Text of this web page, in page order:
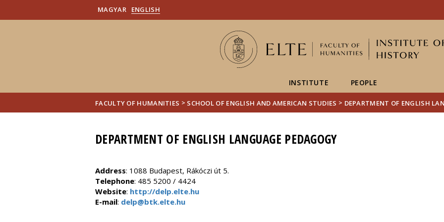
MAGYAR ENGLISH
INSTITUTE PEOPLE
FACULTY OF HUMANITIES > SCHOOL OF ENGLISH AND AMERICAN STUDIES > DEPARTMENT OF ENGLISH
DEPARTMENT OF ENGLISH LANGUAGE PEDAGOGY
Address: 1088 Budapest, Rákóczi út 5.
Telephone: 485 5200 / 4424
Website: http://delp.elte.hu
E-mail: delp@btk.elte.hu